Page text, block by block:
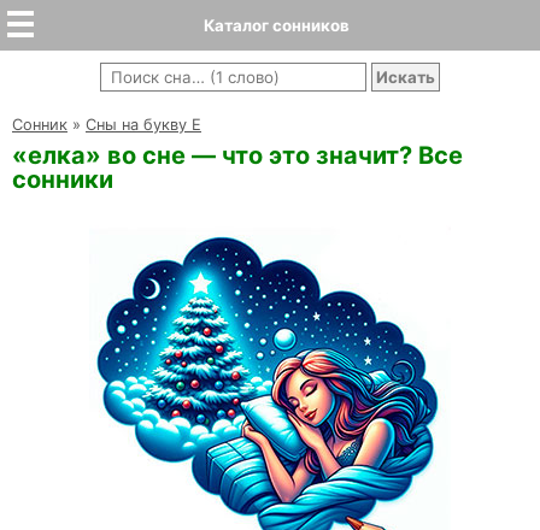
Каталог сонников
Cонник » Сны на букву Е
«елка» во сне — что это значит? Все
сонники